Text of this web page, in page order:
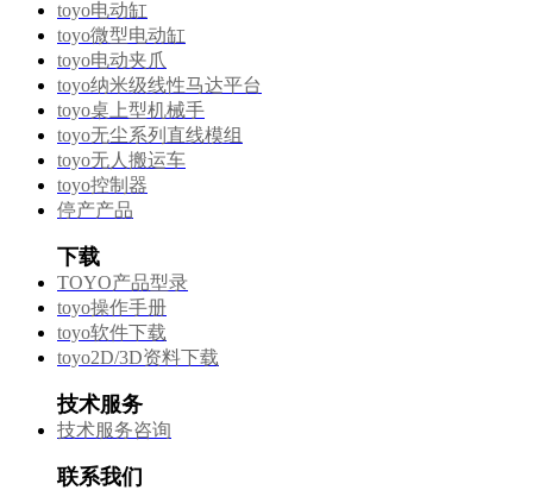
toyo电动缸
toyo微型电动缸
toyo电动夹爪
toyo纳米级线性马达平台
toyo桌上型机械手
toyo无尘系列直线模组
toyo无人搬运车
toyo控制器
停产产品
下载
TOYO产品型录
toyo操作手册
toyo软件下载
toyo2D/3D资料下载
技术服务
技术服务咨询
联系我们